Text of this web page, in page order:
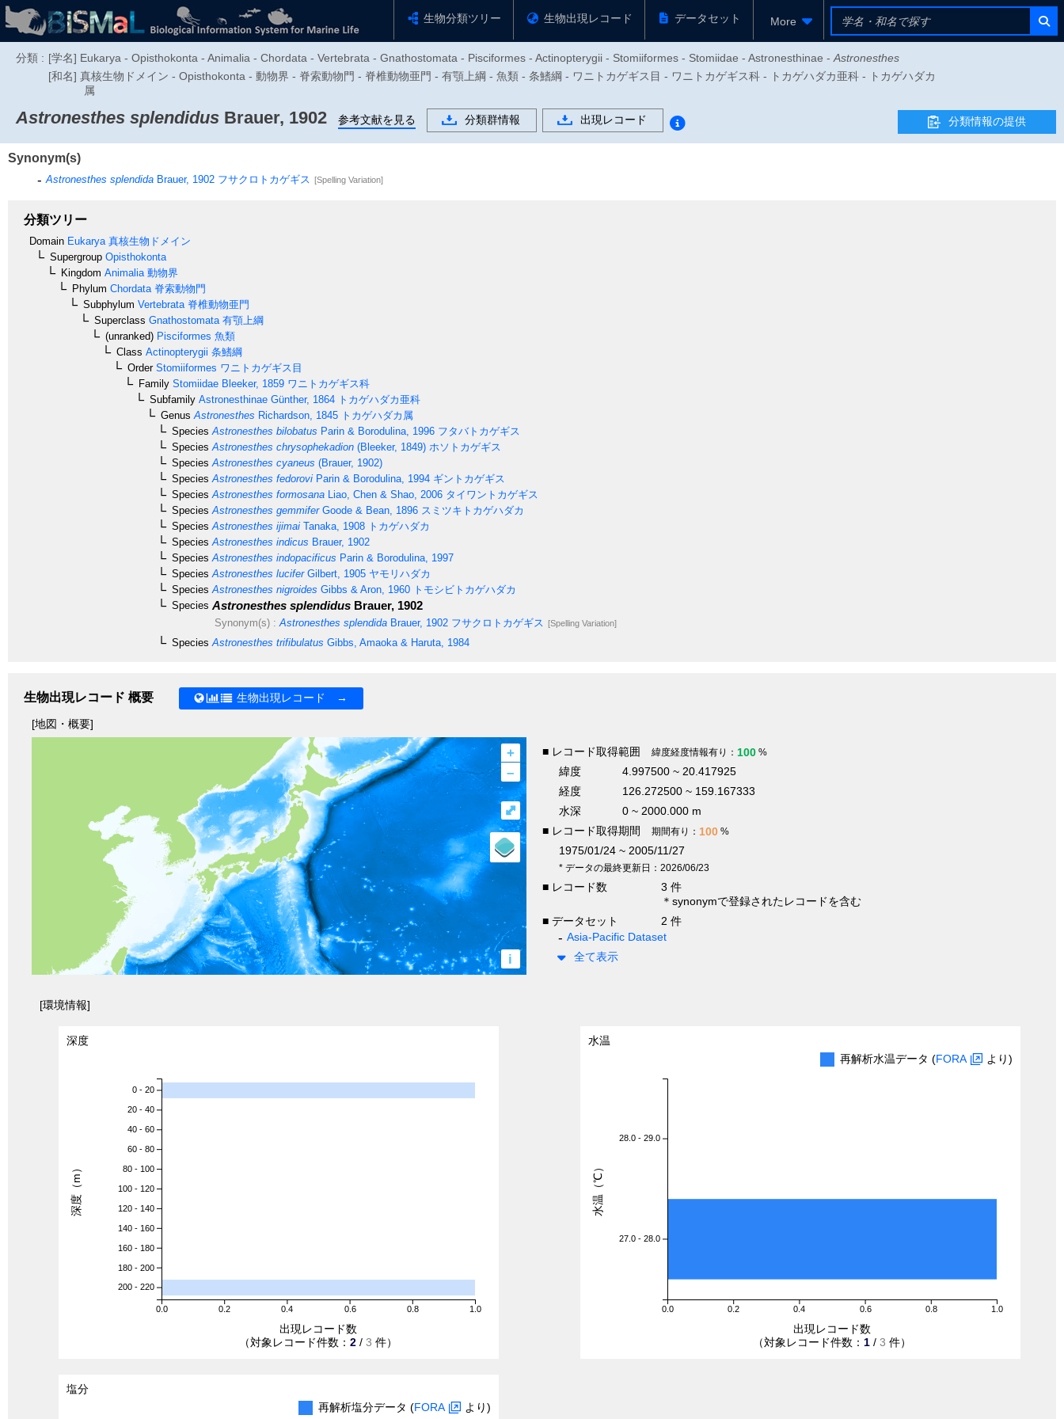
生物分類ツリー 生物出現レコード データセット More
分類 : [学名] Eukarya - Opisthokonta - Animalia - Chordata - Vertebrata - Gnathostomata - Pisciformes - Actinopterygii - Stomiiformes - Stomiidae - Astronesthinae - Astronesthes
[和名] 真核生物ドメイン - Opisthokonta - 動物界 - 脊索動物門 - 脊椎動物亜門 - 有顎上綱 - 魚類 - 条鰭綱 - ワニトカゲギス目 - ワニトカゲギス科 - トカゲハダカ亜科 - トカゲハダカ
属
Astronesthes splendidus Brauer, 1902 参考文献を見る 分類群情報 出現レコード 分類情報の提供
Synonym(s)
Astronesthes splendida Brauer, 1902 フサクロトカゲギス [Spelling Variation]
分類ツリー
Domain Eukarya 真核生物ドメイン
Supergroup Opisthokonta
Kingdom Animalia 動物界
Phylum Chordata 脊索動物門
Subphylum Vertebrata 脊椎動物亜門
Superclass Gnathostomata 有顎上綱
(unranked) Pisciformes 魚類
Class Actinopterygii 条鰭綱
OrderStomiiformes ワニトカゲギス目
Family Stomiidae Bleeker, 1859 ワニトカゲギス科
Subfamily Astronesthinae Günther, 1864 トカゲハダカ亜科
Genus Astronesthes Richardson, 1845 トカゲハダカ属
Species Astronesthes bilobatus Parin & Borodulina, 1996 フタバトカゲギス
Species Astronesthes chrysophekadion (Bleeker, 1849) ホソトカゲギス
Species Astronesthes cyaneus (Brauer, 1902)
Species Astronesthes fedorovi Parin & Borodulina, 1994 ギントカゲギス
Species Astronesthes formosana Liao, Chen & Shao, 2006 タイワントカゲギス
Species Astronesthes gemmiferGoode & Bean, 1896 スミツキトカゲハダカ
Species Astronesthes ijimai Tanaka, 1908 トカゲハダカ
Species Astronesthes indicus Brauer, 1902
Species Astronesthes indopacificus Parin & Borodulina, 1997
Species Astronesthes luciferGilbert, 1905 ヤモリハダカ
Species Astronesthes nigroides Gibbs & Aron, 1960 トモシビトカゲハダカ
Species Astronesthes splendidus Brauer, 1902
Synonym(s) : Astronesthes splendidaBrauer, 1902フサクロトカゲギス [Spelling Variation]
Species Astronesthes trifibulatus Gibbs, Amaoka & Haruta, 1984
生物出現レコード 概要 生物出現レコード →
[地図・概要]
+
–
i
⤢
■ レコード取得範囲 緯度経度情報有り： 100 %
緯度
4.997500 ~ 20.417925
経度
126.272500 ~ 159.167333
水深
0 ~ 2000.000 m
■ レコード取得期間
期間有り： 100 %
1975/01/24 ~ 2005/11/27
* データの最終更新日：2026/06/23
■ レコード数
3 件
＊synonymで登録されたレコードを含む
■ データセット
2 件
Asia-Pacific Dataset
全て表示
[環境情報]
深度
0.0 0.2 0.4 0.6 0.8 1.0
0 - 20
20 - 40
40 - 60
60 - 80
80 - 100
100 - 120
120 - 140
140 - 160
160 - 180
180 - 200
200 - 220
出現レコード数
（対象レコード件数： 2 / 3 件）
深度（m）
水温
再解析水温データ (FORA より)
0.0 0.2 0.4 0.6 0.8 1.0
28.0 - 29.0
27.0 - 28.0
出現レコード数
（対象レコード件数： 1 /3 件）
水温（℃）
塩分
再解析塩分データ (FORA より)